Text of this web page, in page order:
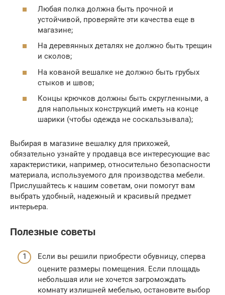
Любая полка должна быть прочной и
устойчивой, проверяйте эти качества еще в
магазине;
На деревянных деталях не должно быть трещин
и сколов;
На кованой вешалке не должно быть грубых
стыков и швов;
Концы крючков должны быть скругленными, а
для напольных конструкций иметь на конце
шарики (чтобы одежда не соскальзывала);
Выбирая в магазине вешалку для прихожей,
обязательно узнайте у продавца все интересующие вас
характеристики, например, относительно безопасности
материала, используемого для производства мебели.
Прислушайтесь к нашим советам, они помогут вам
выбрать удобный, надежный и красивый предмет
интерьера.
Полезные советы
Если вы решили приобрести обувницу, сперва
оцените размеры помещения. Если площадь
небольшая или не хочется загромождать
комнату излишней мебелью, остановите выбор